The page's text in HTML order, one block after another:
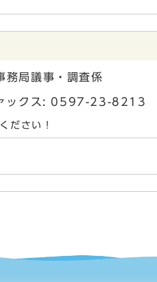
務局議事・調査係
ックス: 0597-23-8213
ださい！